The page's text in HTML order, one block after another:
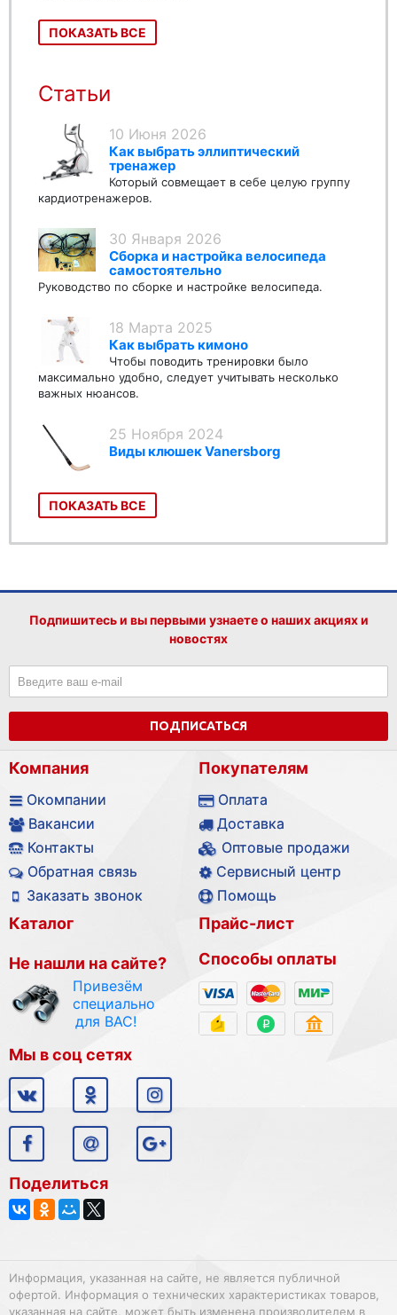
ПОКАЗАТЬ ВСЕ
Статьи
10 Июня 2026
Как выбрать эллиптический
тренажер
Который совмещает в себе целую группу
кардиотренажеров.
30 Января 2026
Сборка и настройка велосипеда
самостоятельно
Руководство по сборке и настройке велосипеда.
18 Марта 2025
Как выбрать кимоно
Чтобы поводить тренировки было
максимально удобно, следует учитывать несколько
важных нюансов.
25 Ноября 2024
Виды клюшек Vanersborg
ПОКАЗАТЬ ВСЕ
Подпишитесь и вы первыми узнаете о наших акциях и
новостях
ПОДПИСАТЬСЯ
Компания
Окомпании
Вакансии
Контакты
Обратная связь
Заказать звонок
Покупателям
Оплата
Доставка
Оптовые продажи
Сервисный центр
Помощь
Каталог
Не нашли на сайте?
Привезём
специально
для ВАС!
Прайс-лист
Способы оплаты
Мы в соц сетях
Поделиться
Информация, указанная на сайте, не является публичной
офертой. Информация о технических характеристиках товаров,
указанная на сайте, может быть изменена производителем в